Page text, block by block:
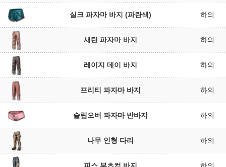
실크 파자마 바지 (파란색) 하의
새틴 파자마 바지 하의
레이지 데이 바지 하의
프리티 파자마 바지 하의
슬립오버 파자마 반바지 하의
나무 인형 다리 하의